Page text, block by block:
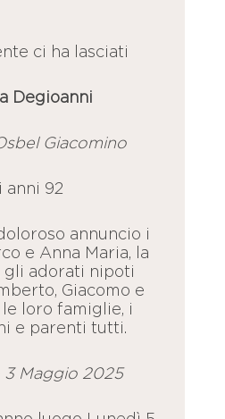
ci ha lasciati
Degioanni
Giacomino
anni 92
annuncio i
e Anna Maria, la
gli adorati nipoti
Giacomo e
loro famiglie, i
e parenti tutti.
3 Maggio 2025